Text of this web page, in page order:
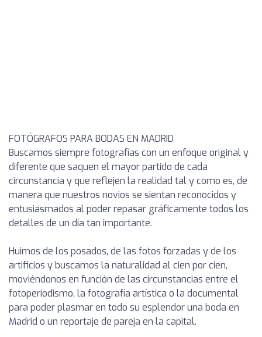
FOTÓGRAFOS PARA BODAS EN MADRID
Buscamos siempre fotografías con un enfoque original y
diferente que saquen el mayor partido de cada
circunstancia y que reflejen la realidad tal y como es, de
manera que nuestros novios se sientan reconocidos y
entusiasmados al poder repasar gráficamente todos los
detalles de un día tan importante.
Huimos de los posados, de las fotos forzadas y de los
artificios y buscamos la naturalidad al cien por cien,
moviéndonos en función de las circunstancias entre el
fotoperiodismo, la fotografía artística o la documental
para poder plasmar en todo su esplendor una boda en
Madrid o un reportaje de pareja en la capital.